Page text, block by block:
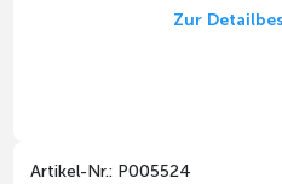
Zur
Artikel-Nr.: P005524